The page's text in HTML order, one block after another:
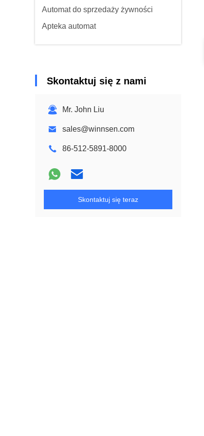
Automat do sprzedaży żywności
Apteka automat
Skontaktuj się z nami
Mr. John Liu
sales@winnsen.com
86-512-5891-8000
Skontaktuj się teraz